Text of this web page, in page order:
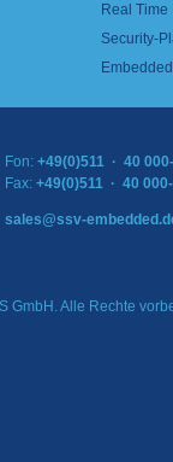
Real
Security-
Fon: +49(0)511 · 40
Fax: +49(0)511 · 40
sales@ssv-
GmbH. Alle Rechte